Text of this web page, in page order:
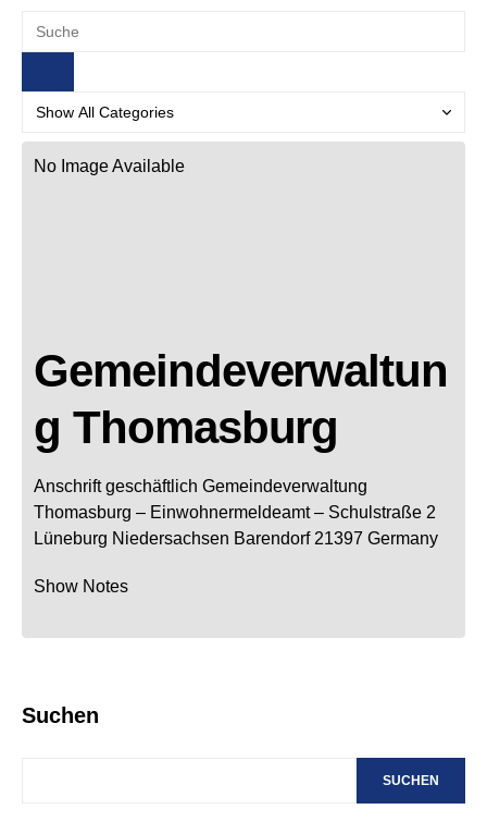
No Image Available
Gemeindeverwaltun
g Thomasburg
Anschrift geschäftlich Gemeindeverwaltung
Thomasburg – Einwohnermeldeamt – Schulstraße 2
Lüneburg Niedersachsen Barendorf 21397 Germany
Show Notes
Suchen
SUCHEN